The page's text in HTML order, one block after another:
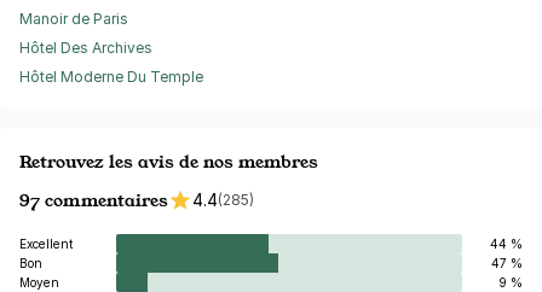
Manoir de Paris
Hôtel Des Archives
Hôtel Moderne Du Temple
Retrouvez les avis de nos membres
97 commentaires
4.4(285)
Excellent
44 %
Bon
47 %
Moyen
9 %